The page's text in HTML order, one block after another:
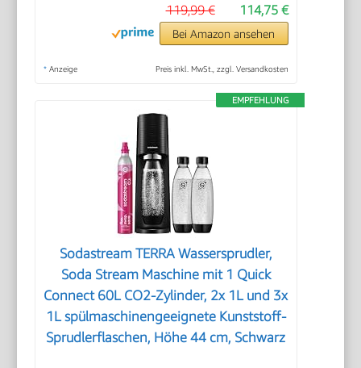
114,75 €
119,99 €
Bei Amazon ansehen
* Anzeige Preis inkl. MwSt., zzgl. Versandkosten
EMPFEHLUNG
Sodastream TERRA Wassersprudler,
Soda Stream Maschine mit 1 Quick
Connect 60L CO2-Zylinder, 2x 1L und 3x
1L spülmaschinengeeignete Kunststoff-
Sprudlerflaschen, Höhe 44 cm, Schwarz